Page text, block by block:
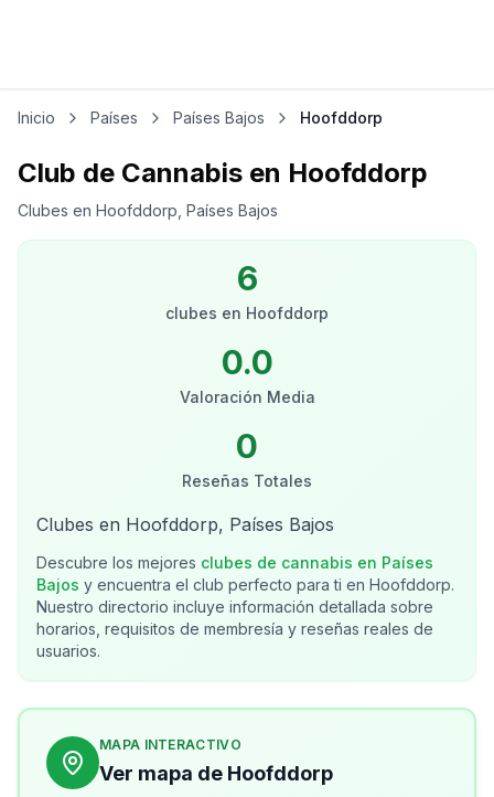
Inicio Países Países Bajos Hoofddorp
Club de Cannabis en Hoofddorp
Clubes en Hoofddorp, Países Bajos
6
clubes en Hoofddorp
0.0
Valoración Media
0
Reseñas Totales
Clubes en Hoofddorp, Países Bajos
Descubre los mejores clubes de cannabis en Países
Bajos y encuentra el club perfecto para ti en Hoofddorp.
Nuestro directorio incluye información detallada sobre
horarios, requisitos de membresía y reseñas reales de
usuarios.
MAPA INTERACTIVO
Ver mapa de Hoofddorp